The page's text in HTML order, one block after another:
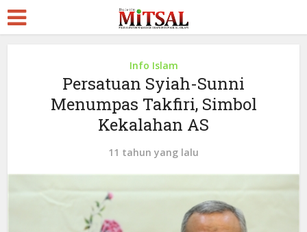
Info Islam
Persatuan Syiah-Sunni
Menumpas Takfiri, Simbol
Kekalahan AS
11 tahun yang lalu